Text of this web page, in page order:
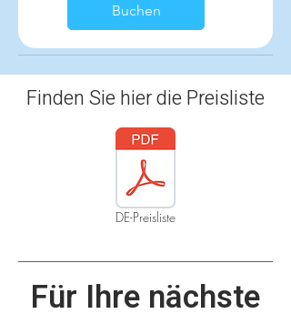
Buchen
Finden Sie hier die Preisliste
DE-Preisliste
Für Ihre nächste